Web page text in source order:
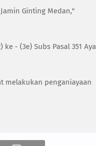
Ginting Medan,"
- (3e) Subs Pasal 351
melakukan penganiayaan